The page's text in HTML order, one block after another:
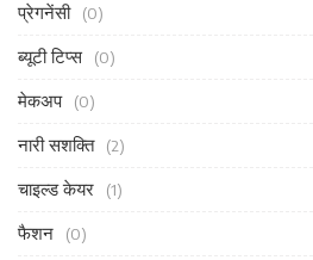
प्रेगनेंसी (0)
ब्यूटी टिप्स (0)
मेकअप (0)
नारी सशक्ति (2)
चाइल्ड केयर (1)
फैशन (0)